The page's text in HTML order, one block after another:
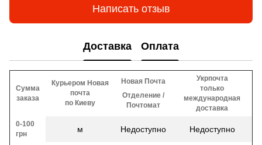
Написать отзыв
Доставка Оплата
Сумма
заказа
Курьером Новая
почта
по Киеву
Новая Почта
Отделение /
Почтомат
Укрпочта
только
международная
доставка
0-100
грн
м Недоступно Недоступно